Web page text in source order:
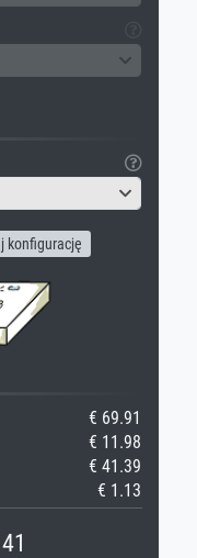
konfigurację
€ 69.91
€ 11.98
€ 41.39
€ 1.13